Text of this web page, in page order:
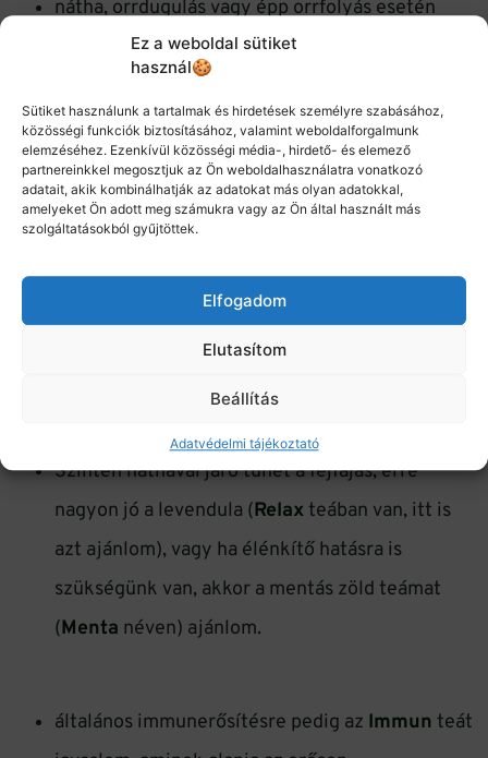
Ez a weboldal sütiket
használ🍪
Sütiket használunk a tartalmak és hirdetések személyre szabásához,
közösségi funkciók biztosításához, valamint weboldalforgalmunk
elemzéséhez. Ezenkívül közösségi média-, hirdető- és elemező
partnereinkkel megosztjuk az Ön weboldalhasználatra vonatkozó
adatait, akik kombinálhatják az adatokat más olyan adatokkal,
amelyeket Ön adott meg számukra vagy az Ön által használt más
szolgáltatásokból gyűjtöttek.
Elfogadom
Elutasítom
Beállítás
Adatvédelmi tájékoztató
nátha, orrdugulás vagy épp orrfolyás esetén
bármi segít, amiben van gyömbér, pl.
verzióban pedig aFűszerkert.
ha a nátha miatt, vagy épp egyéb stressz miatt
levendula nyugtató hatását citromfűvel
rooibosszal kevertem a nyugtató
Szintén náthával járó tünet a fejfájás, erre
nagyon jó a levendula (Relaxteában van, itt is
azt ajánlom), vagy ha élénkítő hatásra is
szükségünk van, akkor a mentás zöld teámat
(Menta néven) ajánlom.
általános immunerősítésre pedig az Immun teát